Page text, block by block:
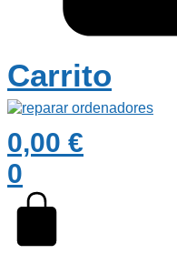
Carrito
0,00 €
0